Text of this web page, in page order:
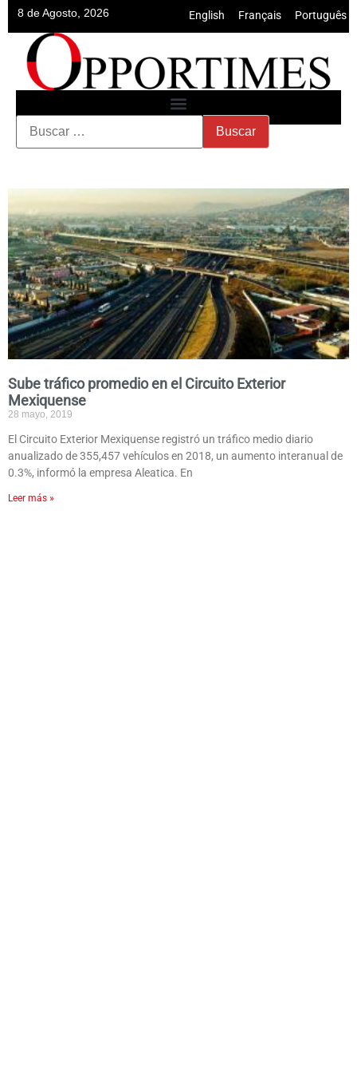
8 de Agosto, 2026 English Français Português
Sube tráfico promedio en el Circuito Exterior
Mexiquense
28 mayo, 2019
El Circuito Exterior Mexiquense registró un tráfico medio diario
anualizado de 355,457 vehículos en 2018, un aumento interanual de
0.3%, informó la empresa Aleatica. En
Leer más »